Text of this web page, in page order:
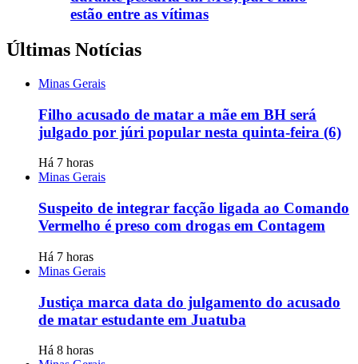
estão entre as vítimas
Últimas Notícias
Minas Gerais
Filho acusado de matar a mãe em BH será
julgado por júri popular nesta quinta-feira (6)
Há 7 horas
Minas Gerais
Suspeito de integrar facção ligada ao Comando
Vermelho é preso com drogas em Contagem
Há 7 horas
Minas Gerais
Justiça marca data do julgamento do acusado
de matar estudante em Juatuba
Há 8 horas